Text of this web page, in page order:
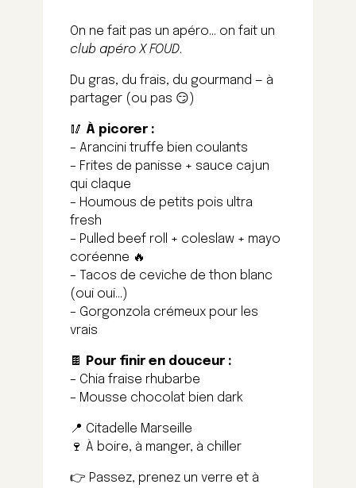
On ne fait pas un apéro… on fait un
club apéro X FOUD.
Du gras, du frais, du gourmand — à
partager (ou pas 😏)
🥢 À picorer :
– Arancini truffe bien coulants
– Frites de panisse + sauce cajun
qui claque
– Houmous de petits pois ultra
fresh
– Pulled beef roll + coleslaw + mayo
coréenne 🔥
– Tacos de ceviche de thon blanc
(oui oui…)
– Gorgonzola crémeux pour les
vrais
🍫
Pour finir en douceur :
– Chia fraise rhubarbe
– Mousse chocolat bien dark
📍 Citadelle Marseille
🍷 À boire, à manger, à chiller
👉 Passez, prenez un verre et à